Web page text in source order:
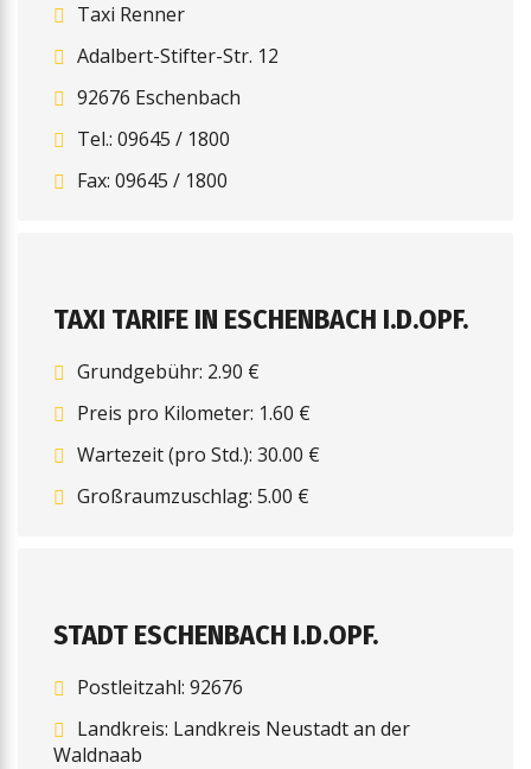
Taxi Renner
Adalbert-Stifter-Str. 12
92676 Eschenbach
Tel.: 09645 / 1800
Fax: 09645 / 1800
TAXI TARIFE IN ESCHENBACH I.D.OPF.
Grundgebühr: 2.90 €
Preis pro Kilometer: 1.60 €
Wartezeit (pro Std.): 30.00 €
Großraumzuschlag: 5.00 €
STADT ESCHENBACH I.D.OPF.
Postleitzahl: 92676
Landkreis: Landkreis Neustadt an der
Waldnaab